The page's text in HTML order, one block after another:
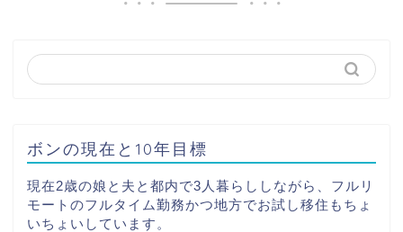
ボンの現在と10年目標
現在2歳の娘と夫と都内で3人暮らししながら、フルリ
モートのフルタイム勤務かつ地方でお試し移住もちょ
いちょいしています。